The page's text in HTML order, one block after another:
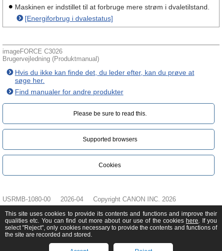
Maskinen er indstillet til at forbruge mere strøm i dvaletilstand.
[Energiforbrug i dvalestatus]
imageFORCE C3026
Brugervejledning (Produktmanual)
Hvis du ikke kan finde det, du leder efter, kan du prøve at
søge her.
Find manualer for andre produkter
Please be sure to read this.‎
Supported browsers
Cookies
USRMB-1080-00 2026-04 Copyright CANON INC. 2026
This site uses cookies to provide its contents and functions and improve their
qualities etc. You can find out more about our use of the cookies here. If you
select "Reject", only cookies necessary to provide the contents and functions of
the site are recorded and stored.